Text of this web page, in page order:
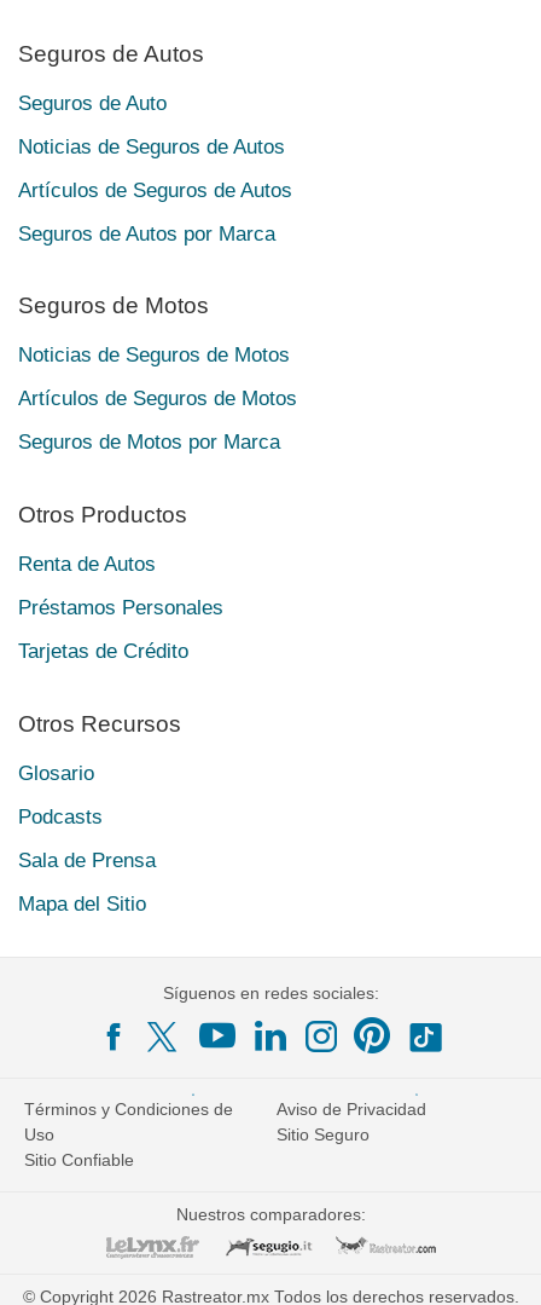
Seguros de Autos
Seguros de Auto
Noticias de Seguros de Autos
Artículos de Seguros de Autos
Seguros de Autos por Marca
Seguros de Motos
Noticias de Seguros de Motos
Artículos de Seguros de Motos
Seguros de Motos por Marca
Otros Productos
Renta de Autos
Préstamos Personales
Tarjetas de Crédito
Otros Recursos
Glosario
Podcasts
Sala de Prensa
Mapa del Sitio
Síguenos en redes sociales:
Términos y Condiciones de
Uso
Aviso de Privacidad
Sitio Seguro
Sitio Confiable
Nuestros comparadores:
© Copyright 2026 Rastreator.mx Todos los derechos reservados.